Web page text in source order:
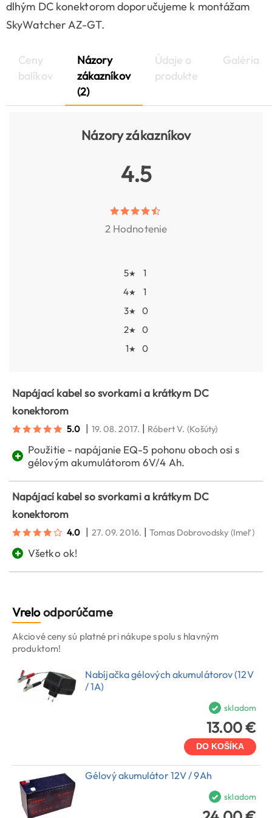
dlhým DC konektorom doporučujeme k montážam
SkyWatcher AZ-GT.
Ceny
balíkov
Názory
zákazníkov
(2)
Údaje o
produkte
Galéria
Názory zákazníkov
4.5
2 Hodnotenie
5★
1
4★
1
3★
0
2★
0
1★ 0
Napájací kabel so svorkami a krátkym DC
konektorom
5.0 | 19. 08. 2017. | Róbert V. (Košúty)
+
Použitie - napájanie EQ-5 pohonu oboch osi s
gélovým akumulátorom 6V/4 Ah.
Napájací kabel so svorkami a krátkym DC
konektorom
4.0 | 27. 09. 2016. |Tomas Dobrovodsky (Imeľ)
+ Všetko ok!
Vreloodporúčame
Akciové ceny sú platné pri nákupe spolu s hlavným
produktom!
Nabíjačka gélových akumulátorov (12V
/ 1A)
skladom
13.00 €
DO KOŠÍKA
Gélový akumulátor 12V / 9Ah
skladom